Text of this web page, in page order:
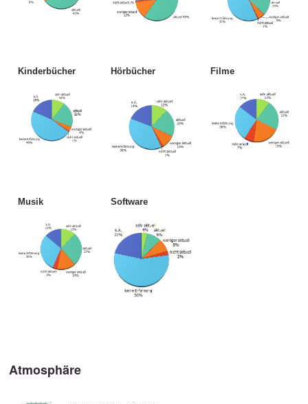
Kinderbücher Hörbücher Filme
Musik Software
Atmosphäre